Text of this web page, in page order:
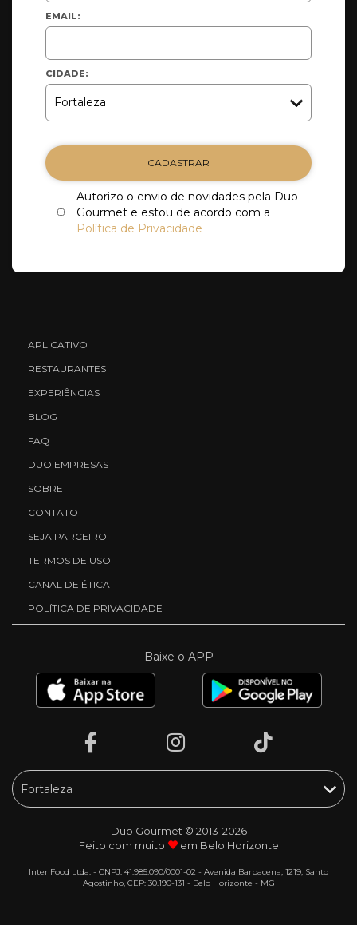
EMAIL:
CIDADE:
CADASTRAR
Autorizo o envio de novidades pela Duo
Gourmet e estou de acordo com a
Política de Privacidade
APLICATIVO
RESTAURANTES
EXPERIÊNCIAS
BLOG
FAQ
DUO EMPRESAS
SOBRE
CONTATO
SEJA PARCEIRO
TERMOS DE USO
CANAL DE ÉTICA
POLÍTICA DE PRIVACIDADE
Baixe o APP
Duo Gourmet © 2013-2026
Feito com muito
em Belo Horizonte
Inter Food Ltda. - CNPJ: 41.985.090/0001-02 - Avenida Barbacena, 1219, Santo
Agostinho, CEP: 30.190-131 - Belo Horizonte - MG